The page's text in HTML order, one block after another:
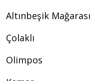
Altınbeşik Mağarası
Çolaklı
Olimpos